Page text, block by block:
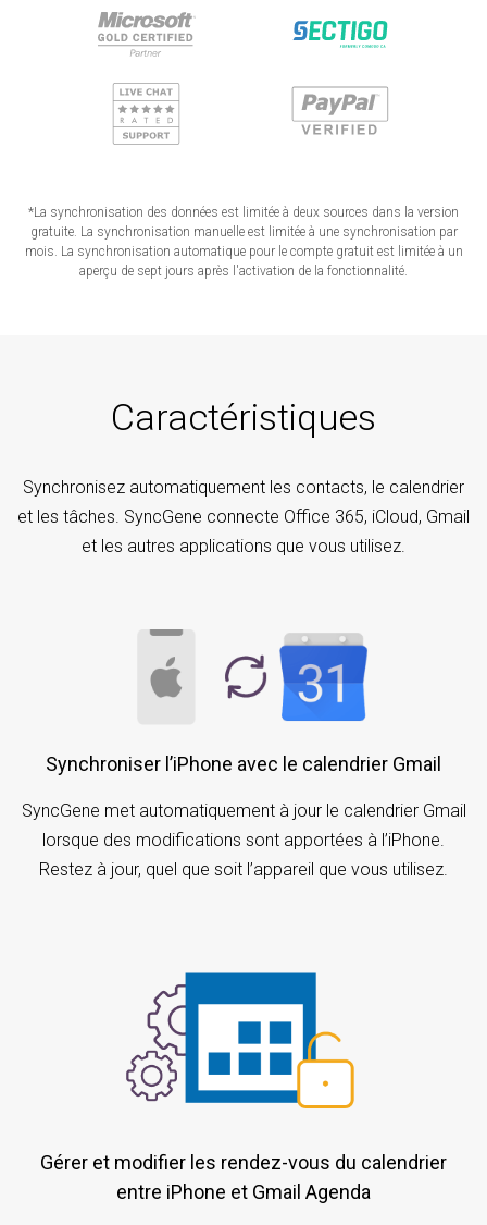
*La synchronisation des données est limitée à deux sources dans la version
gratuite. La synchronisation manuelle est limitée à une synchronisation par
mois. La synchronisation automatique pour le compte gratuit est limitée à un
aperçu de sept jours après l'activation de la fonctionnalité.
Caractéristiques
Synchronisez automatiquement les contacts, le calendrier
et les tâches. SyncGene connecte Office 365, iCloud, Gmail
et les autres applications que vous utilisez.
Synchroniser l’iPhone avec le calendrier Gmail
SyncGene met automatiquement à jour le calendrier Gmail
lorsque des modifications sont apportées à l’iPhone.
Restez à jour, quel que soit l’appareil que vous utilisez.
Gérer et modifier les rendez-vous du calendrier
entre iPhone et Gmail Agenda